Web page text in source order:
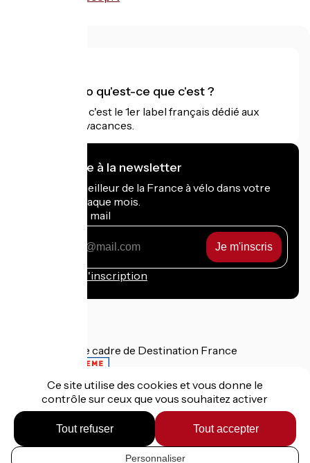
Accueil Vélo qu'est-ce que c'est ?
Accueil Vélo c'est le 1er label français dédié aux
cyclistes en vacances.
Je m'abonne à la newsletter
Recevez le meilleur de la France à vélo dans votre
boîte mail chaque mois.
Mon adresse mail
Conditions d'inscription
Financé dans le cadre de Destination France
Mentions légales
Données personnelles
Contact
Réalisation :
et France Vélo Tourisme
Ce site utilise des cookies et vous donne le
contrôle sur ceux que vous souhaitez activer
Tout accepter
Tout refuser
Personnaliser